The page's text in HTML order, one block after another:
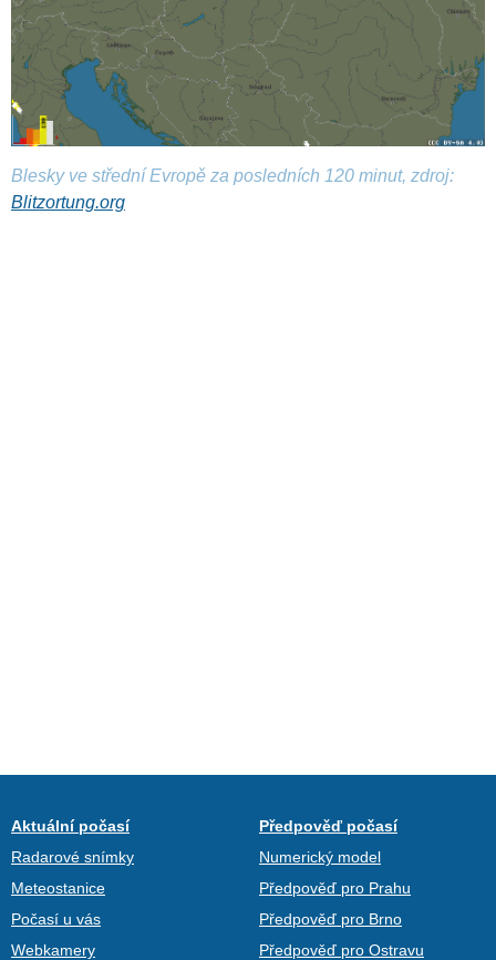
Blesky ve střední Evropě za posledních 120 minut, zdroj:
Blitzortung.org
Aktuální počasí
Radarové snímky
Meteostanice
Počasí u vás
Webkamery
Předpověď počasí
Numerický model
Předpověď pro Prahu
Předpověď pro Brno
Předpověď pro Ostravu